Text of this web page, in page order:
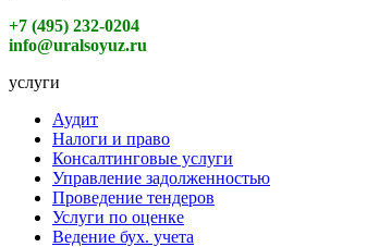
+7 (495) 232-0204
info@uralsoyuz.ru
услуги
Аудит
Налоги и право
Консалтинговые услуги
Управление задолженностью
Проведение тендеров
Услуги по оценке
Ведение бух. учета